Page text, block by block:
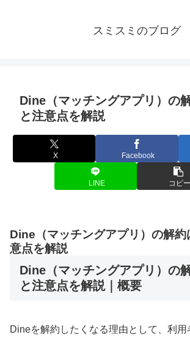
スミスミのブログ
Dine（マッチングアプリ）の
と注意点を解説
X Facebook
LINE コピー
Dine（マッチングアプリ）の解約
意点を解説
Dine（マッチングアプリ）の
と注意点を解説｜概要
Dineを解約したくなる理由として、利用